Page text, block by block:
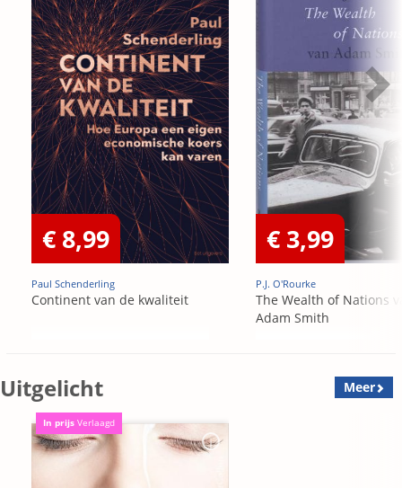
€ 8,99
Paul Schenderling
Continent van de kwaliteit
€ 3,99
P.J. O'Rourke
The Wealth of Nations
Adam Smith
Uitgelicht Meer
In prijs Verlaagd